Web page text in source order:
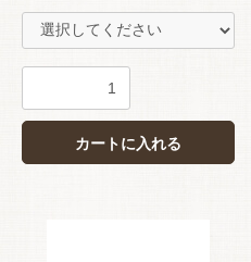
カートに入れる